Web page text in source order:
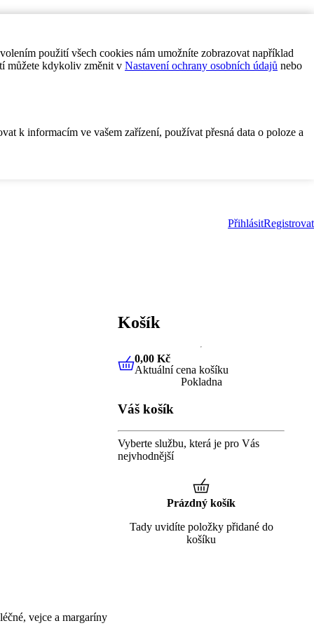
použití všech cookies nám umožníte zobrazovat například
můžete kdykoliv změnit v Nastavení ochrany osobních údajů nebo
k informacím ve vašem zařízení, používat přesná data o poloze a
PřihlásitRegistrovat
vejce a margaríny
Košík
0,00 KčAktuální cena košíku
0,00 Kč
Aktuální cena košíku
Pokladna
Váš košík
Vyberte službu, která je pro Vás
nejvhodnější
Prázdný košík
Tady uvidíte položky přidané do
košíku